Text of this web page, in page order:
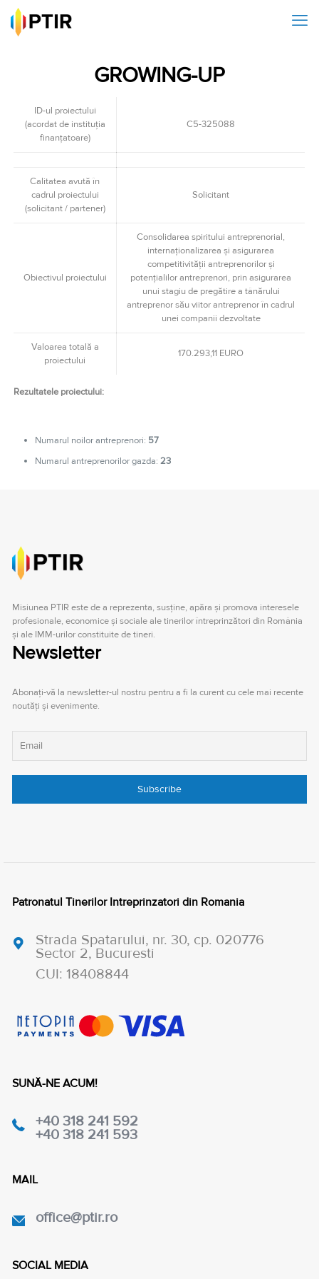
GROWING-UP
ID-ul proiectului
(acordat de instituţia
finanţatoare)
C5-325088
Calitatea avută în
cadrul proiectului
(solicitant / partener)
Solicitant
Obiectivul proiectului
Consolidarea spiritului antreprenorial,
internaţionalizarea şi asigurarea
competitivităţii antreprenorilor şi
potenţialilor antreprenori, prin asigurarea
unui stagiu de pregătire a tânărului
antreprenor său viitor antreprenor în cadrul
unei companii dezvoltate
Valoarea totală a
proiectului
170.293,11 EURO
Rezultatele proiectului:
Numarul noilor antreprenori: 57
Numarul antreprenorilor gazda:23
Misiunea PTIR este de a reprezenta, susţine, apăra şi promova interesele
profesionale, economice şi sociale ale tinerilor întreprinzători din România
şi ale IMM-urilor constituite de tineri.
Newsletter
Abonați-vă la newsletter-ul nostru pentru a fi la curent cu cele mai recente
noutăți și evenimente.
Patronatul Tinerilor Intreprinzatori din Romania
Strada Spatarului, nr. 30, cp. 020776
Sector 2, Bucuresti
CUI: 18408844
SUNĂ-NE ACUM!
+40 318 241 592
+40 318 241 593
MAIL
office@ptir.ro
SOCIAL MEDIA